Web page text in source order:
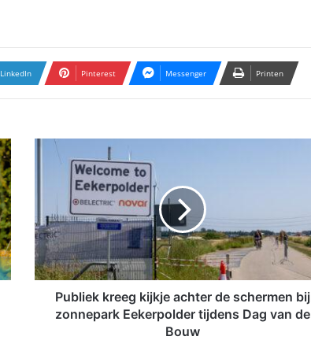
LinkedIn Pinterest Messenger Printen
e
k
k
r
Publiek kreeg kijkje achter de schermen bij
zonnepark Eekerpolder tijdens Dag van de
Bouw